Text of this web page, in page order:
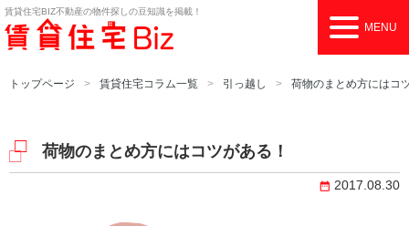
賃貸住宅BIZ不動産の物件探しの豆知識を掲載！
MENU
トップページ 賃貸住宅コラム一覧 引っ越し 荷物のまとめ方にはコ
荷物のまとめ方にはコツがある！
2017.08.30